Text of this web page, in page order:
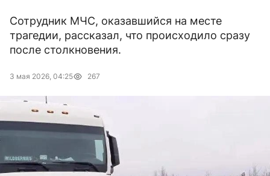
Сотрудник МЧС, оказавшийся на месте
трагедии, рассказал, что происходило сразу
после столкновения.
3 мая 2026, 04:25 267